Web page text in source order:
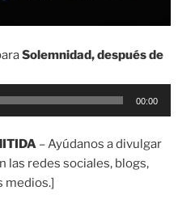
Solemnidad, después de
00:00
– Ayúdanos a divulgar
las redes sociales, blogs,
medios.]